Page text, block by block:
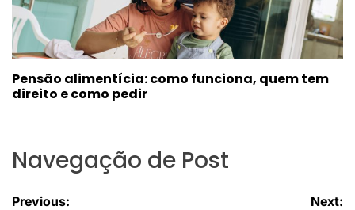
Pensão alimentícia: como funciona, quem tem
direito e como pedir
Navegação de Post
Previous: Next: